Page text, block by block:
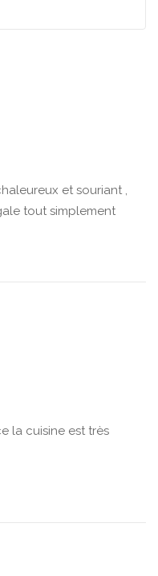
et souriant ,
tout simplement
la cuisine est très